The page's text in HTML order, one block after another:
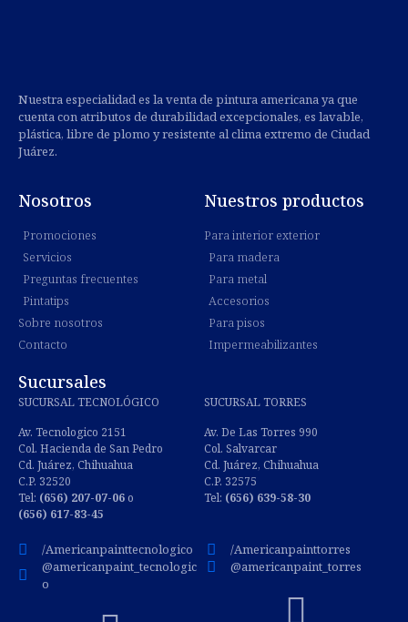
Nuestra especialidad es la venta de pintura americana ya que
cuenta con atributos de durabilidad excepcionales, es lavable,
plástica, libre de plomo y resistente al clima extremo de Ciudad
Juárez.
Nosotros
Promociones
Servicios
Preguntas frecuentes
Pintatips
Sobre nosotros
Contacto
Nuestros productos
Para interior exterior
Para madera
Para metal
Accesorios
Para pisos
Impermeabilizantes
Sucursales
SUCURSAL TECNOLÓGICO
Av. Tecnologico 2151
Col. Hacienda de San Pedro
Cd. Juárez, Chihuahua
C.P. 32520
Tel: (656) 207-07-06o
(656) 617-83-45
/Americanpainttecnologico
@americanpaint_tecnologic
o
SUCURSAL TORRES
Av. De Las Torres 990
Col. Salvarcar
Cd. Juárez, Chihuahua
C.P. 32575
Tel: (656) 639-58-30
/Americanpainttorres
@americanpaint_torres